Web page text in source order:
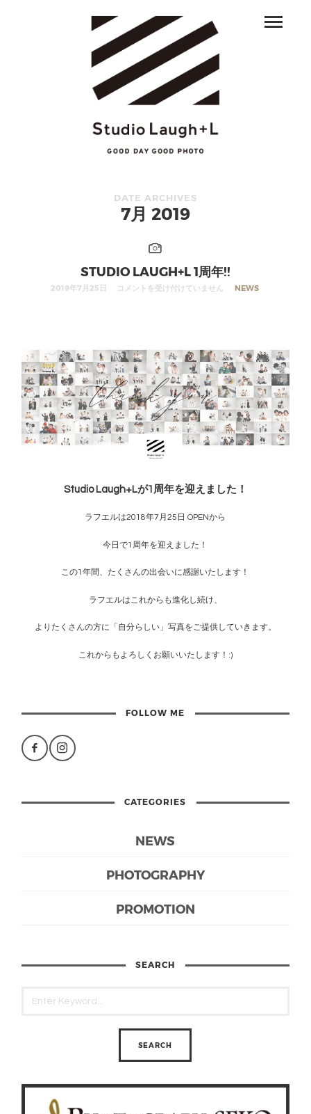
DATE ARCHIVES
7月 2019
STUDIO LAUGH+L 1周年!!
2019年7月25日 コメントを受け付けていません NEWS
Studio Laugh+Lが1周年を迎えました！
ラフエルは2018年7月25日 OPENから
今日で1周年を迎えました！
この1年間、たくさんの出会いに感謝いたします！
ラフエルはこれからも進化し続け、
よりたくさんの方に「自分らしい」写真をご提供していきます。
これからもよろしくお願いいたします！:)
FOLLOW ME
CATEGORIES
NEWS
PHOTOGRAPHY
PROMOTION
SEARCH